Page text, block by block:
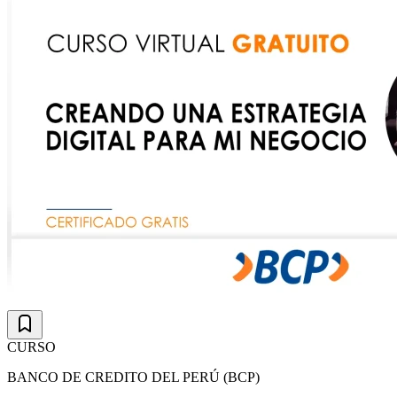
CURSO
BANCO DE CREDITO DEL PERÚ (BCP)